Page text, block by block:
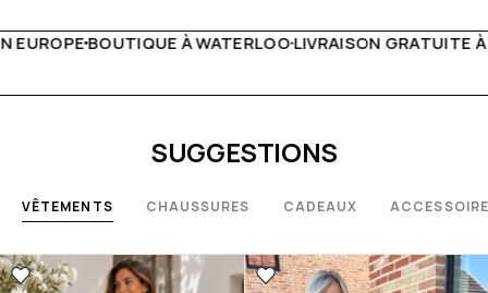
LIVRAISON GRATUITE À PARTIR DE 150€LIVE
SUGGESTIONS
VÊTEMENTS CHAUSSURES CADEAUX